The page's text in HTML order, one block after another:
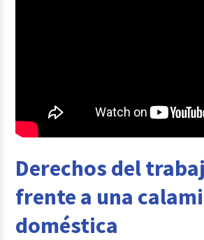
Derechos del
frente a una
doméstica